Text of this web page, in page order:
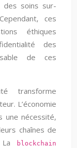
des soins sur-
ces
éthiques
des
de ces
transforme
L’économie
une nécessité,
chaînes de
La
blockchain